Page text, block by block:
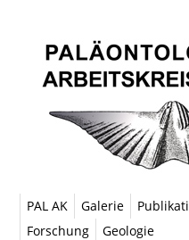
PAL AK Galerie
Forschung
Geologie